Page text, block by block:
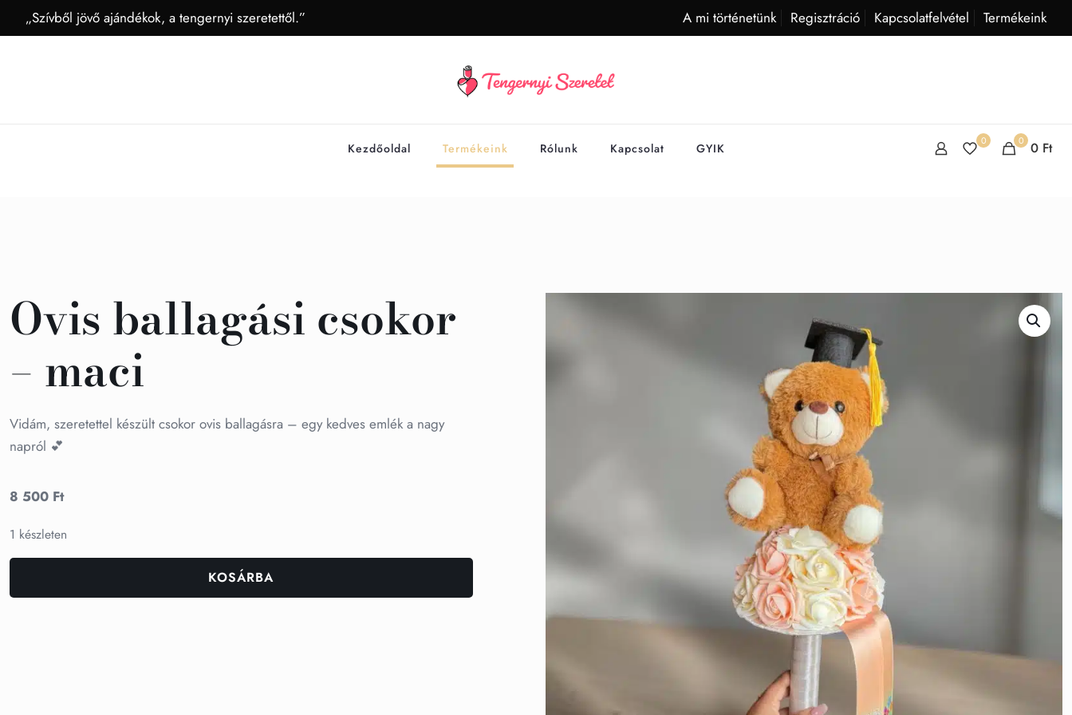
„Szívből jövő ajándékok, a tengernyi szeretettől.” A mi történetünk Regisztráció Kapcsolatfelvétel Termékeink
Kezdőoldal Termékeink Rólunk Kapcsolat GYIK 0 0 0 Ft
Ovis ballagási csokor
– maci
Vidám, szeretettel készült csokor ovis ballagásra – egy kedves emlék a nagy
napról 💕
8 500 Ft
1 készleten
KOSÁRBA